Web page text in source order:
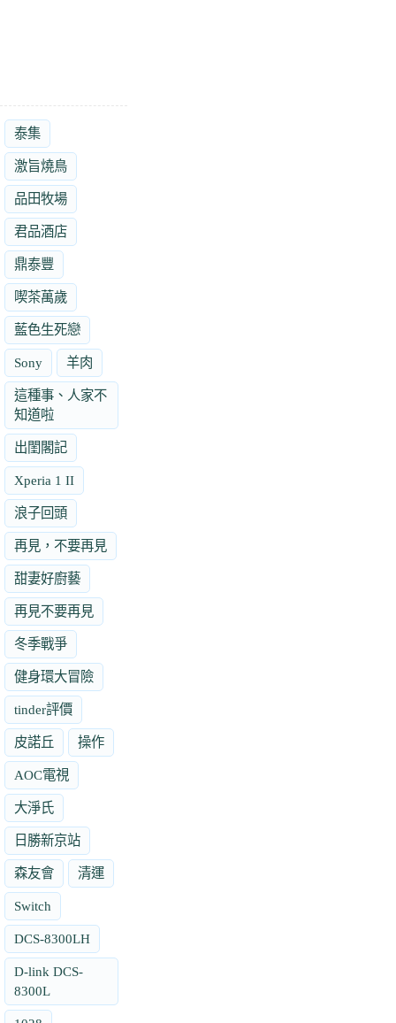
泰集
激旨燒鳥
品田牧場
君品酒店
鼎泰豐
喫茶萬歲
藍色生死戀
Sony 羊肉
這種事、人家不
知道啦
出閨閣記
Xperia 1 II
浪子回頭
再見，不要再見
甜妻好廚藝
再見不要再見
冬季戰爭
健身環大冒險
tinder評價
皮諾丘 操作
AOC電視
大淨氏
日勝新京站
森友會 清運
Switch
DCS-8300LH
D-link DCS-
8300L